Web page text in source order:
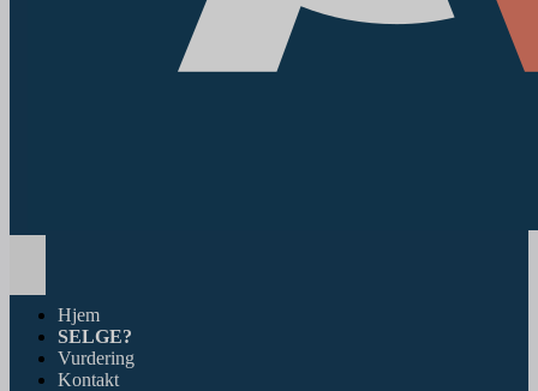
navigation
Hjem
SELGE?
Vurdering
Kontakt